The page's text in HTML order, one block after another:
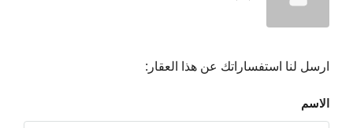
ارسل لنا استفساراتك عن هذا العقار:
الاسم